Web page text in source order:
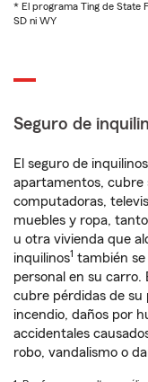
* El programa Ting de State
SD ni WY
Seguro de
El seguro de
apartamentos, cubre
computadoras,
muebles y ropa,
u otra vivienda que
inquilinos1 también se
personal en su carro.
cubre pérdidas de su
incendio, daños por
accidentales
robo, vandalismo o